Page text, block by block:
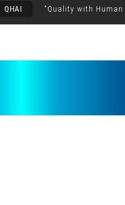
QHAI "Quality with